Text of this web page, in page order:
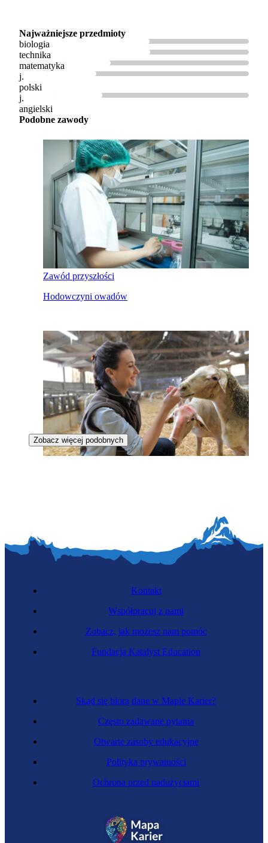
Najważniejsze przedmioty
biologia
technika
matematyka
j.
polski
j.
angielski
Podobne zawody
Zawód przyszłości
Hodowczyni owadów
Zobacz więcej podobnych
Skąd się biorą dane w Mapie Karier?
Często zadawane pytania
Otwarte zasoby edukacyjne
Polityka prywatności
Ochrona przed nadużyciami
Kontakt
Współpracuj z nami
Zobacz, jak możesz nam pomóc
Fundacja Katalyst Education